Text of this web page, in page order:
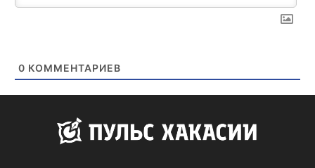
0 КОММЕНТАРИЕВ